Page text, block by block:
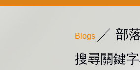
Blogs
部
搜尋關鍵